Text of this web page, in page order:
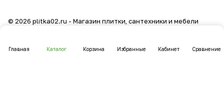
Главная Каталог Корзина Избранные Кабинет Сравнение
© 2026 plitka02.ru - Магазин плитки, сантехники и мебели